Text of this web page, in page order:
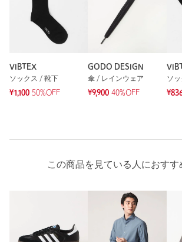
年代：
40代後半
178cm
1人が参考になったと回答
参考になった
ニックネーム： miki
購入サイズ：M
ちょうどよい
何度洗濯しても形も綺麗なままで、とても
VIBTEX
ソックス / 靴下
¥1,100 50%OFF
GODO DESIGN
傘 / レインウェア
¥9,900 40%OFF
ソ
この商品を見ている人におすす